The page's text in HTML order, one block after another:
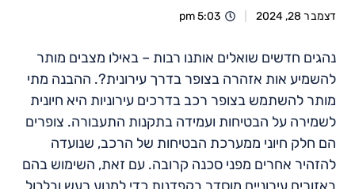
דצמבר 28, 2024 5:03 pm
נהגים חדשים שואלים אותנו רבות – באילו מצבים מותר
להשמיע אות אזהרה בצופר בדרך עירונית?. ההבנה מתי
מותר להשתמש בצופר רכב בדרכים עירוניות היא חיונית
לשמירה על הבטיחות ועמידה בתקנות התעבורה. צופרים
הם חלק חיוני ממערכת הבטיחות של הרכב, שנועדה
להזהיר אחרים מפני סכנה קרובה. עם זאת, השימוש בהם
באזורים עירוניים מוסדר בקפדנות כדי למנוע רעש ובלבול